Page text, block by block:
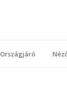
Országjáró